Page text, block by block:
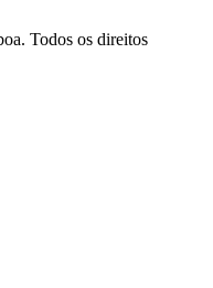
Todos os direitos